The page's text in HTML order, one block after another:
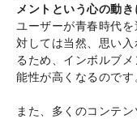
メントという心の動
ユーザーが青春時代
対しては当然、思い
るため、インボルブ
能性が高くなるのです
また、多くのコンテ